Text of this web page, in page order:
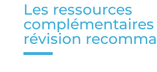
Les ressources
révision